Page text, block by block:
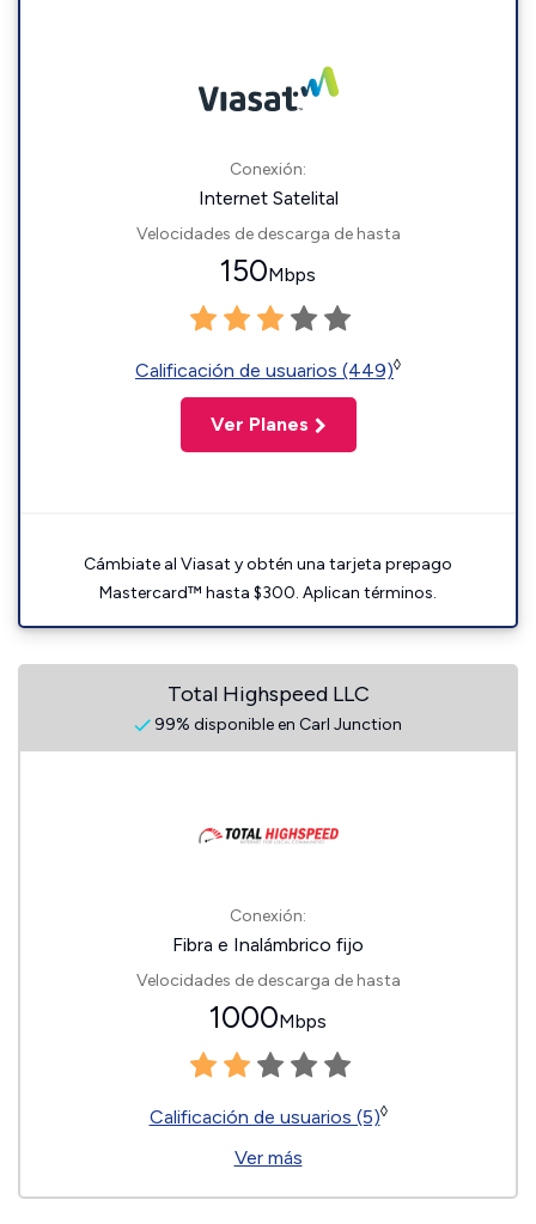
Conexión:
Internet Satelital
Velocidades de descarga de hasta
150Mbps
Calificación de usuarios (449)◊
Ver Planes
Cámbiate al Viasat y obtén una tarjeta prepago
Mastercard™ hasta $300. Aplican términos.
Total Highspeed LLC
99% disponible en Carl Junction
Conexión:
Fibra e Inalámbrico fijo
Velocidades de descarga de hasta
1000Mbps
Calificación de usuarios (5)◊
Ver más